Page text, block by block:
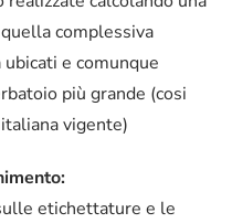
complessiva
e comunque
più grande (cosi
vigente)
etichettature e le